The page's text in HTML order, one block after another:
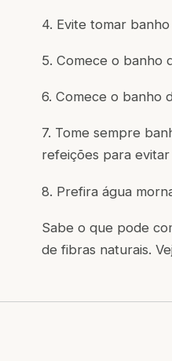
4. Evite tomar
5. Comece o banho
6. Comece o banho
7. Tome sempre
refeições para
8. Prefira água
Sabe o que pode
de fibras naturais.